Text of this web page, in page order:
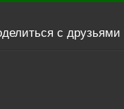
с друзьями